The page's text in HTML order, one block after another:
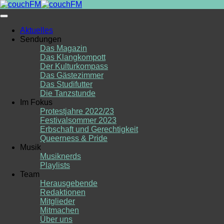
Skip
to
Aktuelles
Sendungen
Das Magazin
Das Klangkompott
Der Kulturkompass
Das Gästezimmer
Das Studifutter
Die Tanzstunde
Im Fokus
Protestjahre 2022/23
Festivalsommer 2023
Erbschaft und Gerechtigkeit
Queerness & Pride
Musik
Musiknerds
Playlists
Team
Herausgebende
Redaktionen
Mitglieder
Mitmachen
Über uns